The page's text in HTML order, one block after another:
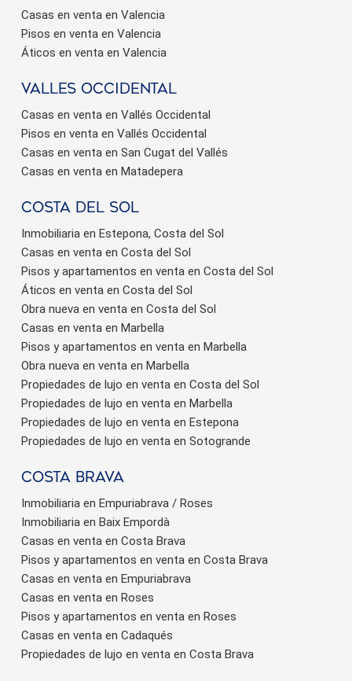
Casas en venta en Valencia
Pisos en venta en Valencia
Áticos en venta en Valencia
valles occidental
Casas en venta en Vallés Occidental
Pisos en venta en Vallés Occidental
Casas en venta en San Cugat del Vallés
Casas en venta en Matadepera
Costa del sol
Inmobiliaria en Estepona, Costa del Sol
Casas en venta en Costa del Sol
Pisos y apartamentos en venta en Costa del Sol
Áticos en venta en Costa del Sol
Obra nueva en venta en Costa del Sol
Casas en venta en Marbella
Pisos y apartamentos en venta en Marbella
Obra nueva en venta en Marbella
Propiedades de lujo en venta en Costa del Sol
Propiedades de lujo en venta en Marbella
Propiedades de lujo en venta en Estepona
Propiedades de lujo en venta en Sotogrande
Costa brava
Inmobiliaria en Empuriabrava / Roses
Inmobiliaria en Baix Empordà
Casas en venta en Costa Brava
Pisos y apartamentos en venta en Costa Brava
Casas en venta en Empuriabrava
Casas en venta en Roses
Pisos y apartamentos en venta en Roses
Casas en venta en Cadaqués
Propiedades de lujo en venta en Costa Brava